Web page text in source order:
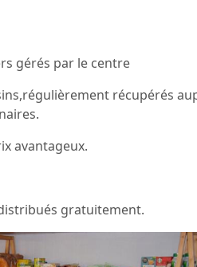
gérés par le centre
récupérés
avantageux.
gratuitement.